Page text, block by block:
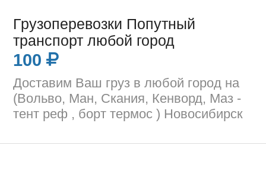
Грузоперевозки Попутный
транспорт любой город
100
Доставим Ваш груз в любой город на
(Вольво, Ман, Скания, Кенворд, Маз -
тент реф , борт термос ) Новосибирск